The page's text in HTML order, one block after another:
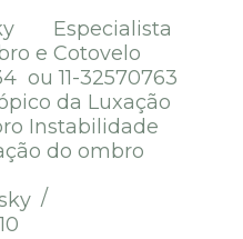
Especialista
e Cotovelo
ou 11-32570763
da Luxação
Instabilidade
do ombro